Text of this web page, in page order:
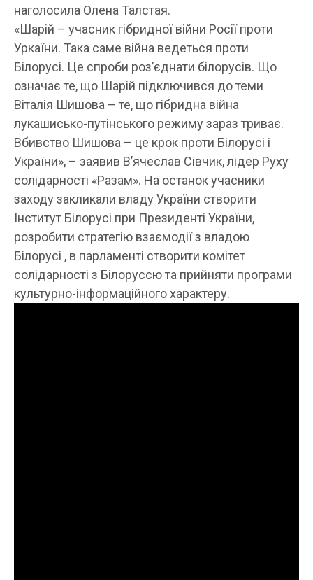
наголосила Олена Талстая.
«Шарій – учасник гібридної війни Росії проти
Уркаїни. Така саме війна ведеться проти
Білорусі. Це спроби роз’єднати білорусів. Що
означає те, що Шарій підключився до теми
Віталія Шишова – те, що гібридна війна
лукашисько-путінського режиму зараз триває.
Вбивство Шишова – це крок проти Білорусі і
України», – заявив В’ячеслав Сівчик, лідер Руху
солідарності «Разам». На останок учасники
заходу закликали владу України створити
Інститут Білорусі при Президенті України,
розробити стратегію взаємодії з владою
Білорусі , в парламенті створити комітет
солідарності з Білоруссю та прийняти програми
культурно-інформаційного характеру.